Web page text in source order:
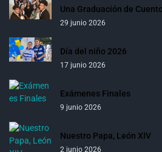
Una Graduación de
29 junio 2026
Día del niño 2026
17 junio 2026
Exámenes Finales
9 junio 2026
Nuestro Papa, León XIV
2 junio 2026